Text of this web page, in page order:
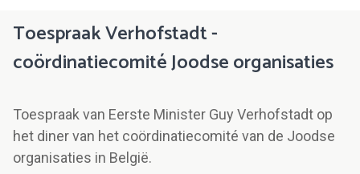
Toespraak Verhofstadt -
coördinatiecomité Joodse organisaties
Toespraak van Eerste Minister Guy Verhofstadt op
het diner van het coördinatiecomité van de Joodse
organisaties in België.